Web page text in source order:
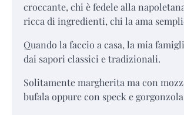
croccante, chi è fedele alla
ricca di ingredienti, chi la ama
Quando la faccio a casa, la mia
dai sapori classici e tradizionali.
Solitamente margherita ma con
bufala oppure con speck e